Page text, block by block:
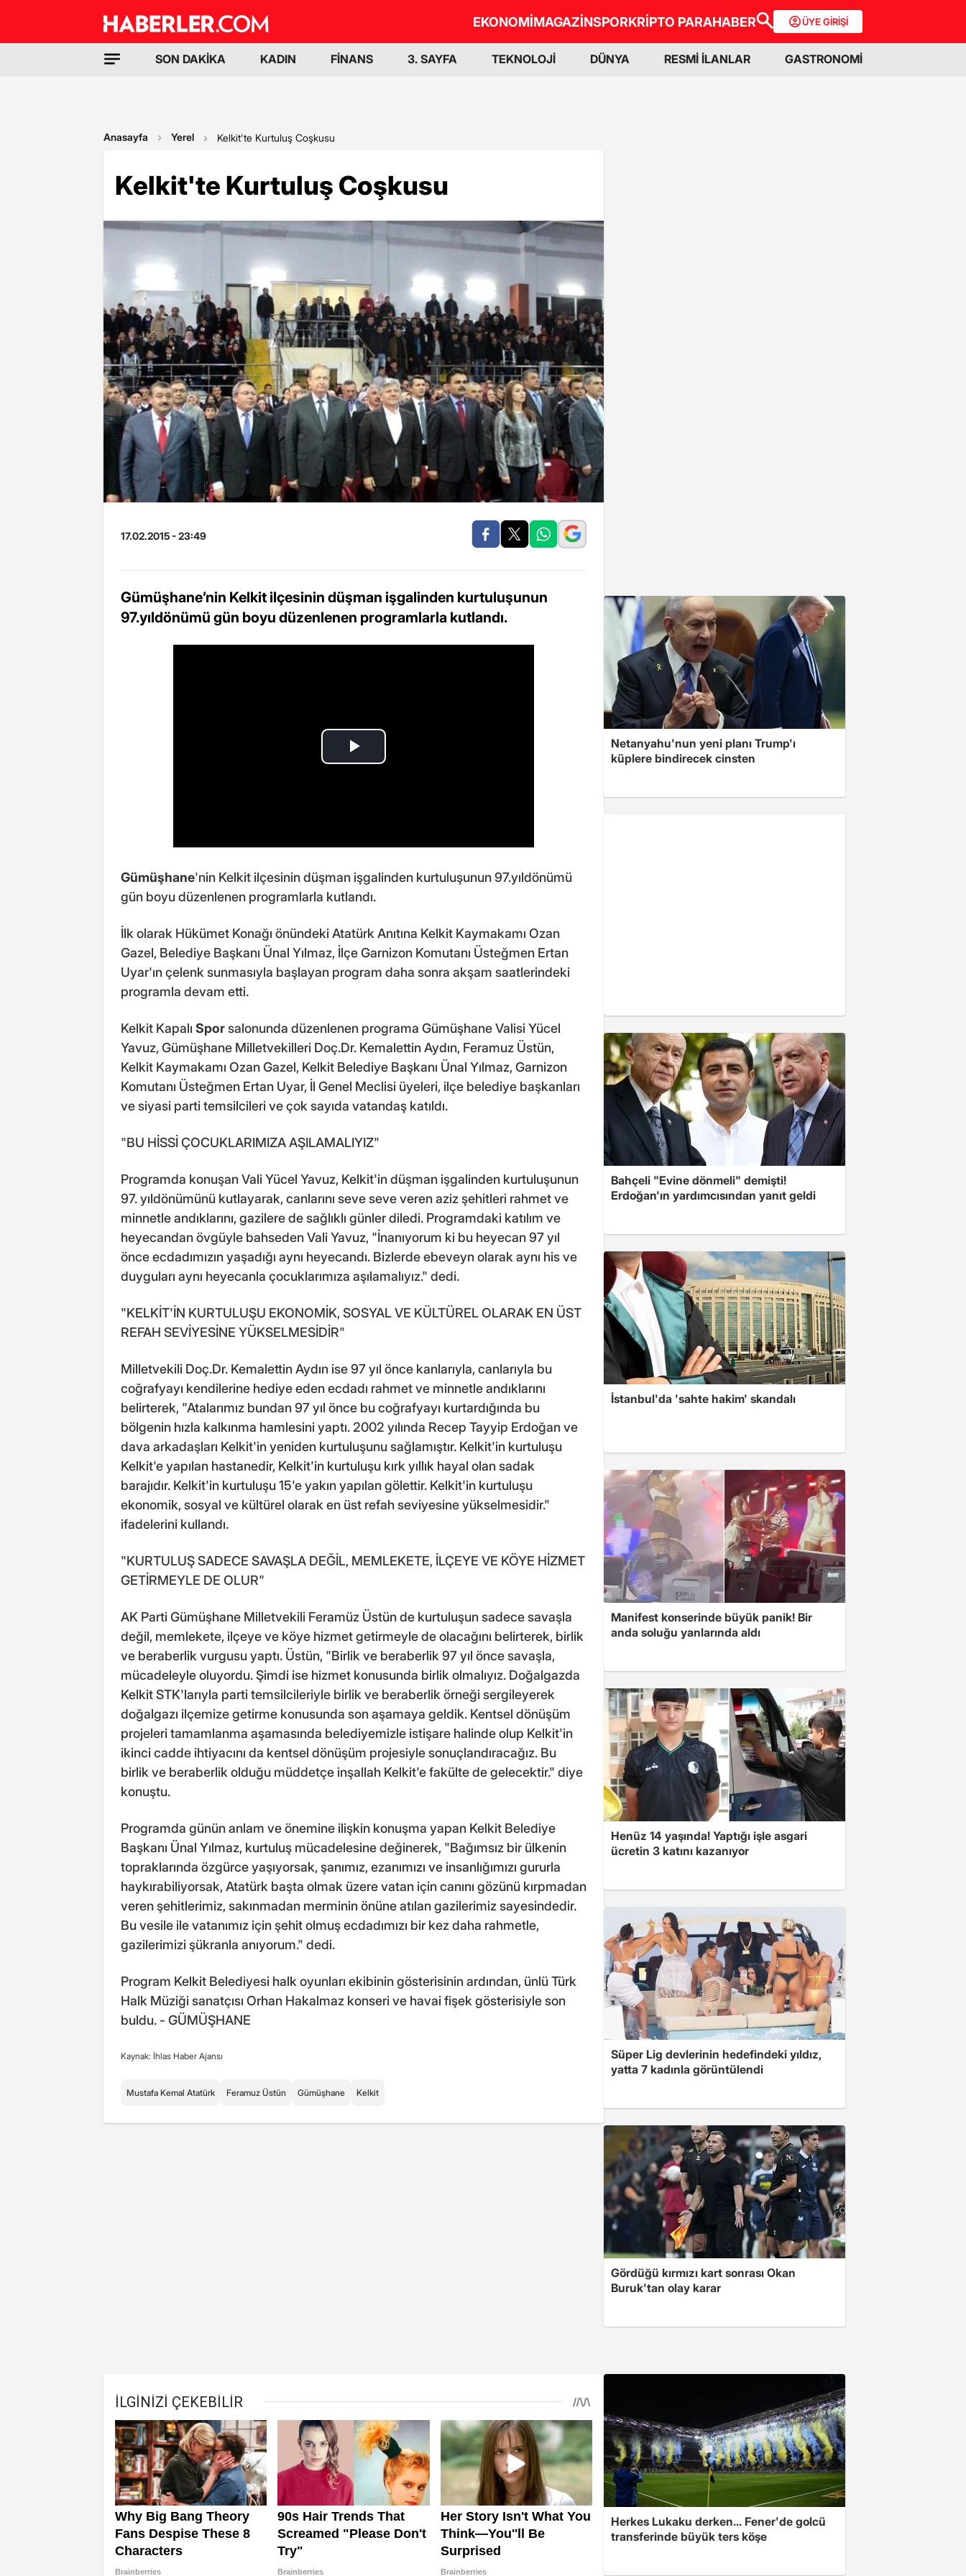
EKONOMİMAGAZİNSPORKRİPTO PARAHABER ÜYE GİRİŞİ
SON DAKİKA KADIN FİNANS 3. SAYFA TEKNOLOJİ DÜNYA RESMİ İLANLAR GASTRONOMİ
Anasayfa Yerel Kelkit'te Kurtuluş Coşkusu
Kelkit'te Kurtuluş Coşkusu
17.02.2015 - 23:49
Gümüşhane’nin Kelkit ilçesinin düşman işgalinden kurtuluşunun
97.yıldönümü gün boyu düzenlenen programlarla kutlandı.
Gümüşhane'nin Kelkit ilçesinin düşman işgalinden kurtuluşunun 97.yıldönümü
gün boyu düzenlenen programlarla kutlandı.
İlk olarak Hükümet Konağı önündeki Atatürk Anıtına Kelkit Kaymakamı Ozan
Gazel, Belediye Başkanı Ünal Yılmaz, İlçe Garnizon Komutanı Üsteğmen Ertan
Uyar'ın çelenk sunmasıyla başlayan program daha sonra akşam saatlerindeki
programla devam etti.
Kelkit Kapalı Sporsalonunda düzenlenen programa Gümüşhane Valisi Yücel
Yavuz, Gümüşhane Milletvekilleri Doç.Dr. Kemalettin Aydın, Feramuz Üstün,
Kelkit Kaymakamı Ozan Gazel, Kelkit Belediye Başkanı Ünal Yılmaz, Garnizon
Komutanı Üsteğmen Ertan Uyar, İl Genel Meclisi üyeleri, ilçe belediye başkanları
ve siyasi parti temsilcileri ve çok sayıda vatandaş katıldı.
"BU HİSSİ ÇOCUKLARIMIZA AŞILAMALIYIZ"
Programda konuşan Vali Yücel Yavuz, Kelkit'in düşman işgalinden kurtuluşunun
97. yıldönümünü kutlayarak, canlarını seve seve veren aziz şehitleri rahmet ve
minnetle andıklarını, gazilere de sağlıklı günler diledi. Programdaki katılım ve
heyecandan övgüyle bahseden Vali Yavuz, "İnanıyorum ki bu heyecan 97 yıl
önce ecdadımızın yaşadığı aynı heyecandı. Bizlerde ebeveyn olarak aynı his ve
duyguları aynı heyecanla çocuklarımıza aşılamalıyız." dedi.
"KELKİT'İN KURTULUŞU EKONOMİK, SOSYAL VE KÜLTÜREL OLARAK EN ÜST
REFAH SEVİYESİNE YÜKSELMESİDİR"
Milletvekili Doç.Dr. Kemalettin Aydın ise 97 yıl önce kanlarıyla, canlarıyla bu
coğrafyayı kendilerine hediye eden ecdadı rahmet ve minnetle andıklarını
belirterek, "Atalarımız bundan 97 yıl önce bu coğrafyayı kurtardığında bu
bölgenin hızla kalkınma hamlesini yaptı. 2002 yılında Recep Tayyip Erdoğan ve
dava arkadaşları Kelkit'in yeniden kurtuluşunu sağlamıştır. Kelkit'in kurtuluşu
Kelkit'e yapılan hastanedir, Kelkit'in kurtuluşu kırk yıllık hayal olan sadak
barajıdır. Kelkit'in kurtuluşu 15'e yakın yapılan gölettir. Kelkit'in kurtuluşu
ekonomik, sosyal ve kültürel olarak en üst refah seviyesine yükselmesidir."
ifadelerini kullandı.
"KURTULUŞ SADECE SAVAŞLA DEĞİL, MEMLEKETE, İLÇEYE VE KÖYE HİZMET
GETİRMEYLE DE OLUR"
AK Parti Gümüşhane Milletvekili Feramüz Üstün de kurtuluşun sadece savaşla
değil, memlekete, ilçeye ve köye hizmet getirmeyle de olacağını belirterek, birlik
ve beraberlik vurgusu yaptı. Üstün, "Birlik ve beraberlik 97 yıl önce savaşla,
mücadeleyle oluyordu. Şimdi ise hizmet konusunda birlik olmalıyız. Doğalgazda
Kelkit STK'larıyla parti temsilcileriyle birlik ve beraberlik örneği sergileyerek
doğalgazı ilçemize getirme konusunda son aşamaya geldik. Kentsel dönüşüm
projeleri tamamlanma aşamasında belediyemizle istişare halinde olup Kelkit'in
ikinci cadde ihtiyacını da kentsel dönüşüm projesiyle sonuçlandıracağız. Bu
birlik ve beraberlik olduğu müddetçe inşallah Kelkit'e fakülte de gelecektir." diye
konuştu.
Programda günün anlam ve önemine ilişkin konuşma yapan Kelkit Belediye
Başkanı Ünal Yılmaz, kurtuluş mücadelesine değinerek, "Bağımsız bir ülkenin
topraklarında özgürce yaşıyorsak, şanımız, ezanımızı ve insanlığımızı gururla
haykırabiliyorsak, Atatürk başta olmak üzere vatan için canını gözünü kırpmadan
veren şehitlerimiz, sakınmadan merminin önüne atılan gazilerimiz sayesindedir.
Bu vesile ile vatanımız için şehit olmuş ecdadımızı bir kez daha rahmetle,
gazilerimizi şükranla anıyorum." dedi.
Program Kelkit Belediyesi halk oyunları ekibinin gösterisinin ardından, ünlü Türk
Halk Müziği sanatçısı Orhan Hakalmaz konseri ve havai fişek gösterisiyle son
buldu. - GÜMÜŞHANE
Kaynak: İhlas Haber Ajansı
Mustafa Kemal Atatürk Feramuz Üstün Gümüşhane Kelkit
Netanyahu'nun yeni planı Trump'ı
küplere bindirecek cinsten
Bahçeli "Evine dönmeli" demişti!
Erdoğan'ın yardımcısından yanıt geldi
İstanbul'da 'sahte hakim' skandalı
Manifest konserinde büyük panik! Bir
anda soluğu yanlarında aldı
Henüz 14 yaşında! Yaptığı işle asgari
ücretin 3 katını kazanıyor
Süper Lig devlerinin hedefindeki yıldız,
yatta 7 kadınla görüntülendi
Gördüğü kırmızı kart sonrası Okan
Buruk'tan olay karar
Herkes Lukaku derken... Fener'de golcü
transferinde büyük ters köşe